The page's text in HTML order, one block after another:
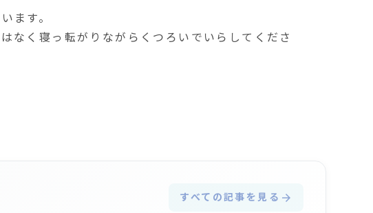
ます。
なく寝っ転がりながらくつろいでいらしてくださ
すべての記事を見る arrow_forward